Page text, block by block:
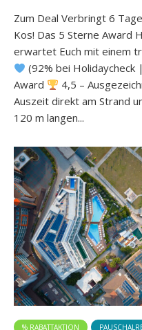
Zum Deal Verbringt 6
Kos! Das 5 Sterne Award
erwartet Euch mit einem
(92% bei Holidaycheck
Award
4,5 –
Auszeit direkt am Strand
120 m langen...
% RABATTAKTION